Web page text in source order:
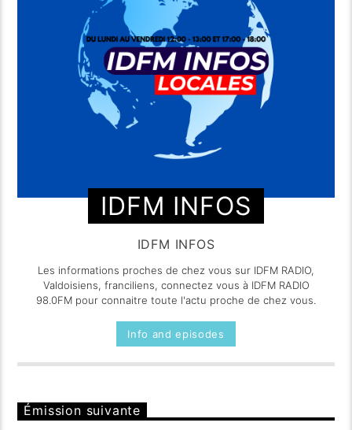
IDFM INFOS
IDFM INFOS
Les informations proches de chez vous sur IDFM RADIO,
Valdoisiens, franciliens, connectez vous à IDFM RADIO
98.0FM pour connaitre toute l'actu proche de chez vous.
Info and episodes
Émission suivante